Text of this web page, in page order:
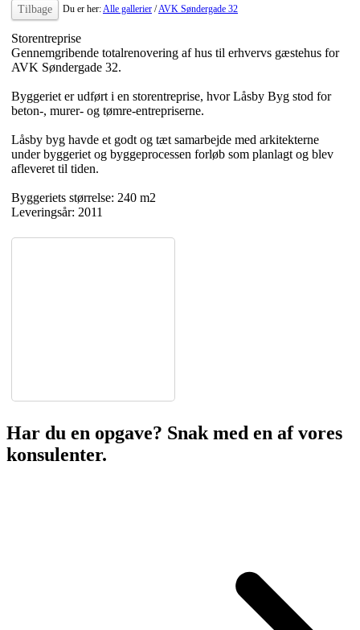
Tilbage Du er her:Alle gallerier /AVK Søndergade 32
Storentreprise​
Gennemgribende totalrenovering af hus til erhvervs gæstehus for
AVK Søndergade 32.
Byggeriet er udført i en storentreprise, hvor Låsby Byg stod for
beton-, murer- og tømre-entrepriserne.
Låsby byg havde et godt og tæt samarbejde med arkitekterne
under byggeriet og byggeprocessen forløb som planlagt og blev
afleveret til tiden.
Byggeriets størrelse: 240 m2
Leveringsår: 2011
Har du en opgave? Snak med en af vores
konsulenter.